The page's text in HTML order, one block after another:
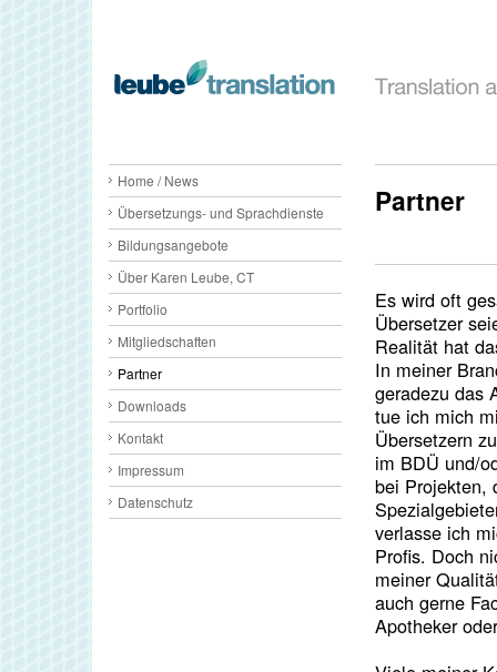
Home / News
Übersetzungs- und Sprachdienste
Bildungsangebote
Über Karen Leube, CT
Portfolio
Mitgliedschaften
Partner
Downloads
Kontakt
Impressum
Datenschutz
Partner
Es wird oft
Übersetzer
Realität hat
In meiner
geradezu das
tue ich mich
Übersetzern
im BDÜ und/
bei Projekten,
verlasse ich
Profis. Doch
meiner
auch gerne
Apotheker